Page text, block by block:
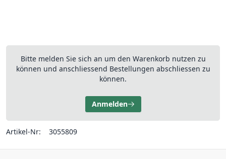
Bitte melden Sie sich an um den Warenkorb nutzen zu
können und anschliessend Bestellungen abschliessen zu
können.
Anmelden
Artikel-Nr: 3055809